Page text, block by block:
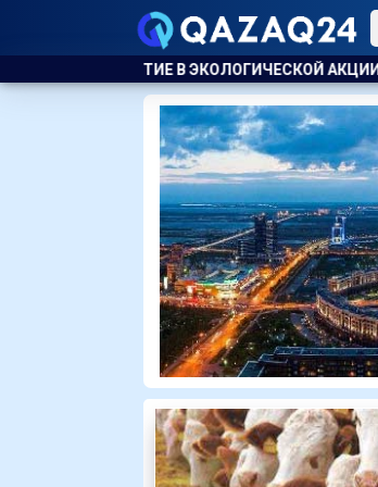
В АТЫРАУ ПОЛИЦЕЙСКИЙ